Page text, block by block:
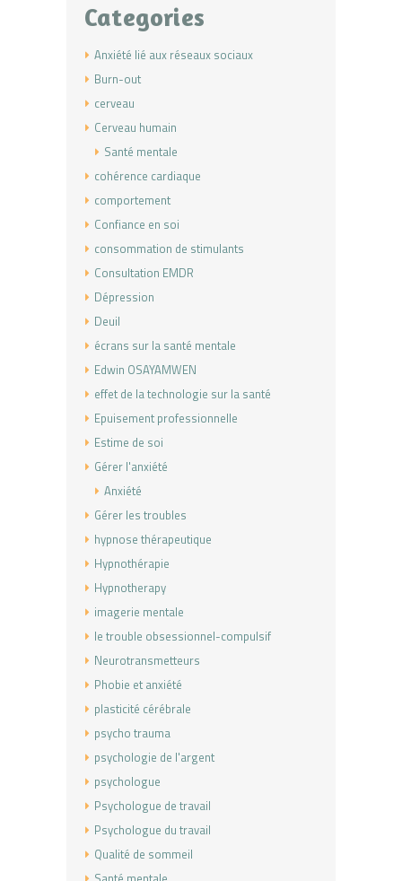
Categories
Anxiété lié aux réseaux sociaux
Burn-out
cerveau
Cerveau humain
Santé mentale
cohérence cardiaque
comportement
Confiance en soi
consommation de stimulants
Consultation EMDR
Dépression
Deuil
écrans sur la santé mentale
Edwin OSAYAMWEN
effet de la technologie sur la santé
Epuisement professionnelle
Estime de soi
Gérer l'anxiété
Anxiété
Gérer les troubles
hypnose thérapeutique
Hypnothérapie
Hypnotherapy
imagerie mentale
le trouble obsessionnel-compulsif
Neurotransmetteurs
Phobie et anxiété
plasticité cérébrale
psycho trauma
psychologie de l'argent
psychologue
Psychologue de travail
Psychologue du travail
Qualité de sommeil